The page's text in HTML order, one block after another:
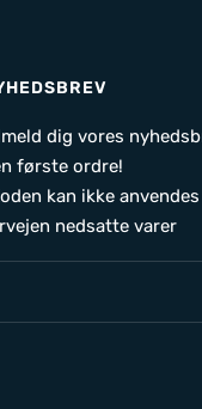
dig vores
første ordre!
kan ikke
nedsatte varer